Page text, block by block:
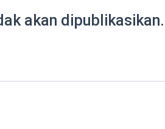
akan dipublikasikan.